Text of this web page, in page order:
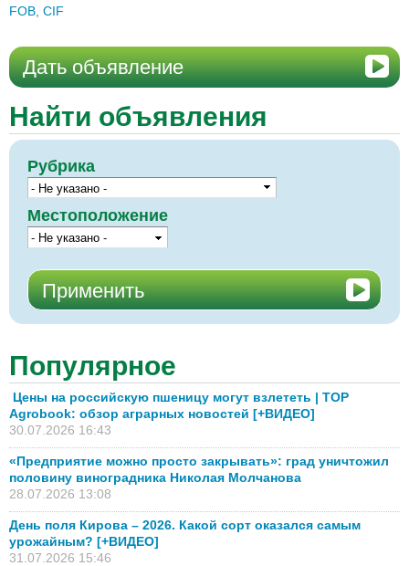
FOB, CIF
Дать объявление
Найти объявления
Рубрика
Местоположение
Популярное
Цены на российскую пшеницу могут взлететь | TOP
Agrobook: обзор аграрных новостей [+ВИДЕО]
30.07.2026 16:43
«Предприятие можно просто закрывать»: град уничтожил
половину виноградника Николая Молчанова
28.07.2026 13:08
День поля Кирова – 2026. Какой сорт оказался самым
урожайным? [+ВИДЕО]
31.07.2026 15:46